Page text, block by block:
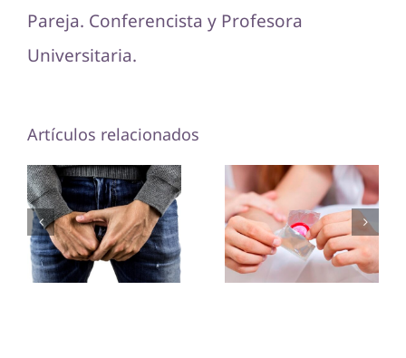
Pareja. Conferencista y Profesora
Universitaria.
Artículos relacionados
¡Cuidado!
Síntomas
que no son
normales
en el pene
¿Alergias
relacionadas
al sexo?